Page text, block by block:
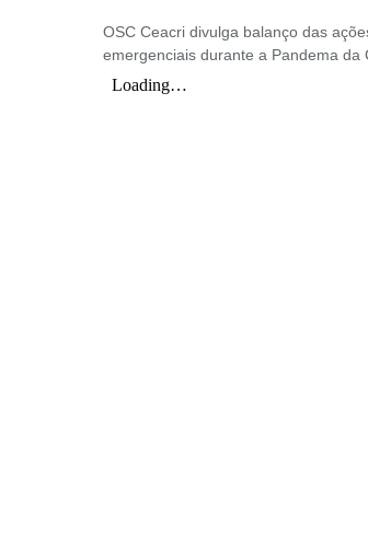
OSC Ceacri divulga balanço das
emergenciais durante a Pandema da